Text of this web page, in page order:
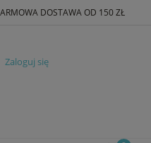
Zaloguj się
DOSTAWA OD 150 ZŁ